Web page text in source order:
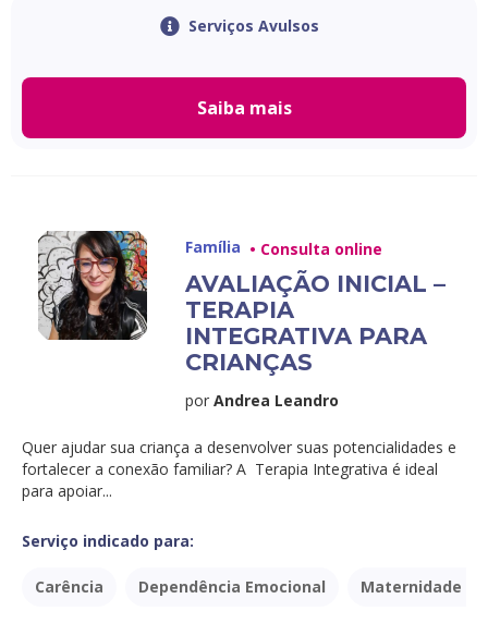
Serviços Avulsos
Saiba mais
Família • Consulta online
AVALIAÇÃO INICIAL –
TERAPIA
INTEGRATIVA PARA
CRIANÇAS
por Andrea Leandro
Quer ajudar sua criança a desenvolver suas potencialidades e
fortalecer a conexão familiar? A Terapia Integrativa é ideal
para apoiar...
Serviço indicado para:
Carência Dependência Emocional Maternidade /